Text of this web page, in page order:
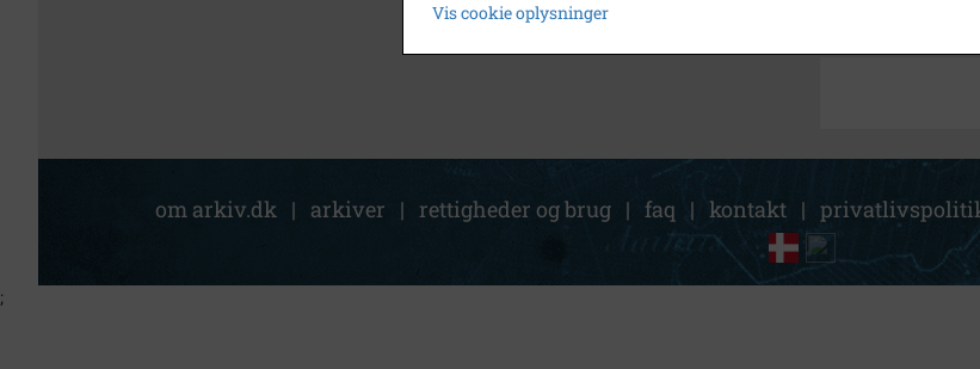
om arkiv.dk | arkiver | rettigheder og brug | faq | kontakt |
Vis cookie oplysninger
;